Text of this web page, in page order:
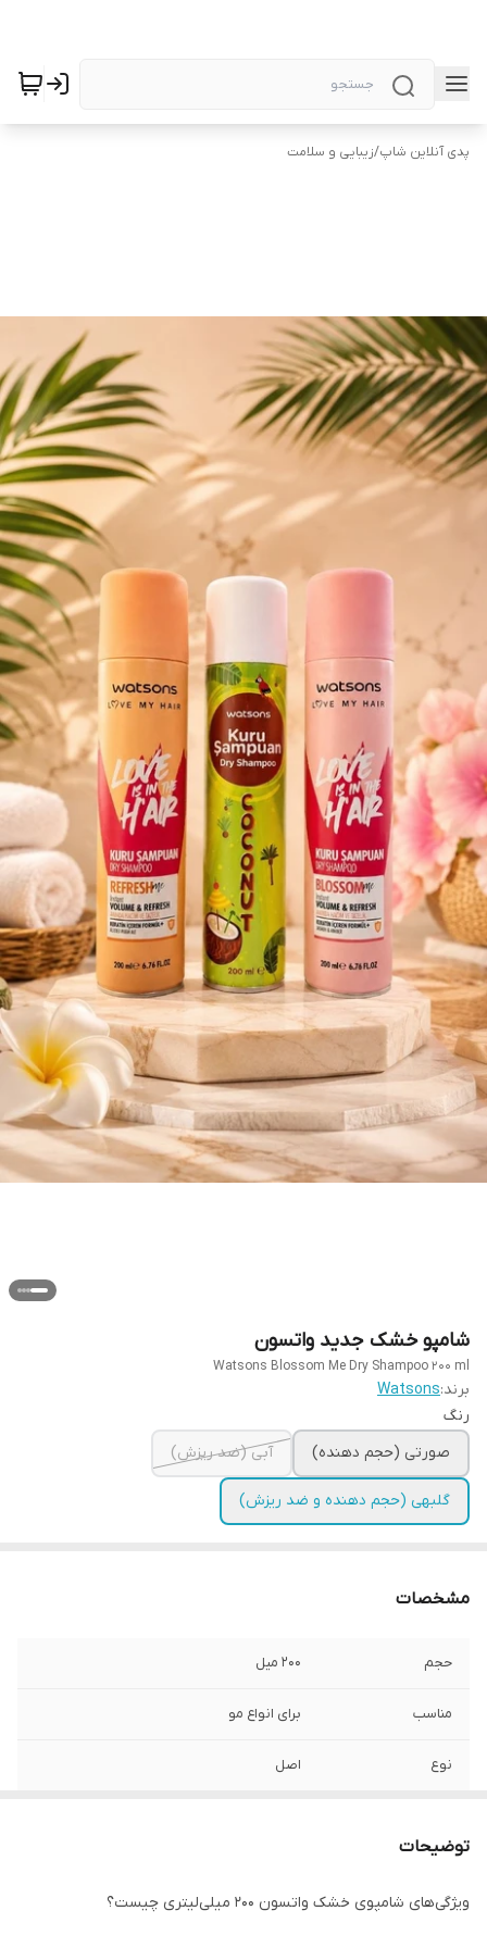
پدی آنلاین شاپ/زیبایی و سلامت
شامپو خشک جدید واتسون
Watsons Blossom Me Dry Shampoo 200 ml
برند:Watsons
رنگ
صورتی (حجم دهنده)
آبی (ضد ریزش)
گلبهی (حجم دهنده و ضد ریزش)
مشخصات
حجم 200 میل
مناسب برای انواع مو
نوع اصل
توضیحات
ویژگی‌های شامپوی خشک واتسون ۲۰۰ میلی‌لیتری چیست؟